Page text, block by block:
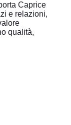
Caprice
e relazioni,
qualità,